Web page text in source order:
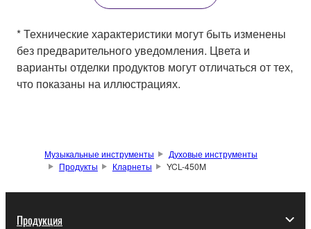
* Технические характеристики могут быть изменены
без предварительного уведомления. Цвета и
варианты отделки продуктов могут отличаться от тех,
что показаны на иллюстрациях.
Музыкальные инструменты
Духовые инструменты
Продукты
Кларнеты YCL-450M
Продукция